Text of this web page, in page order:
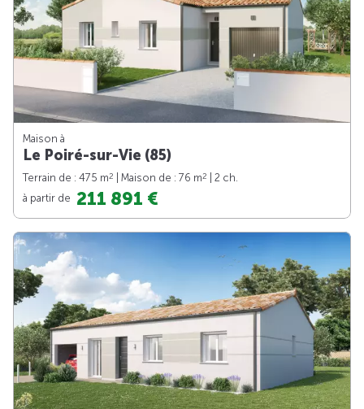
Maison à
Le Poiré-sur-Vie (85)
Terrain de : 475 m2 | Maison de : 76 m2
| 2 ch.
à partir de 211 891 €